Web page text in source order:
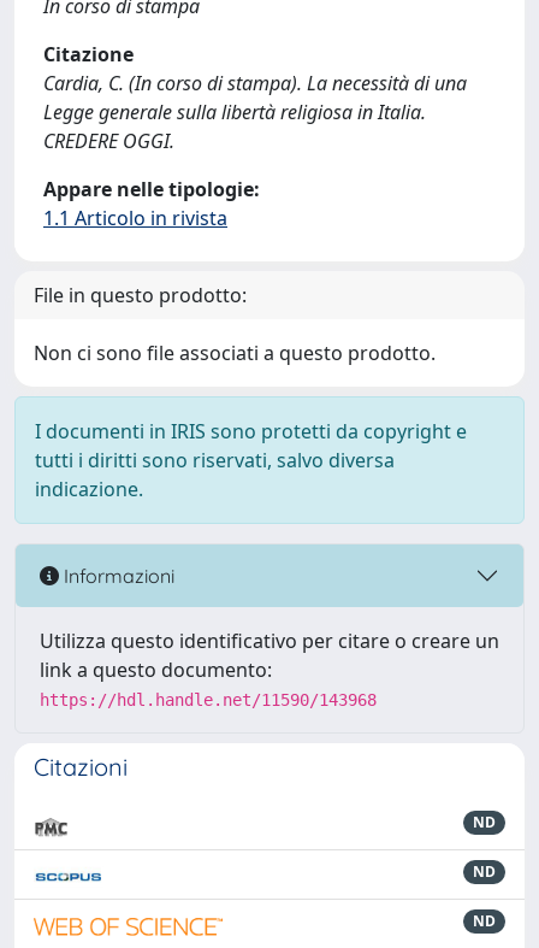
In corso di stampa
Citazione
Cardia, C. (In corso di stampa). La necessità di una
Legge generale sulla libertà religiosa in Italia.
CREDERE OGGI.
Appare nelle tipologie:
1.1 Articolo in rivista
File in questo prodotto:
Non ci sono file associati a questo prodotto.
I documenti in IRIS sono protetti da copyright e
tutti i diritti sono riservati, salvo diversa
indicazione.
Informazioni
Utilizza questo identificativo per citare o creare un
link a questo documento:
https://hdl.handle.net/11590/143968
Citazioni
ND
ND
ND